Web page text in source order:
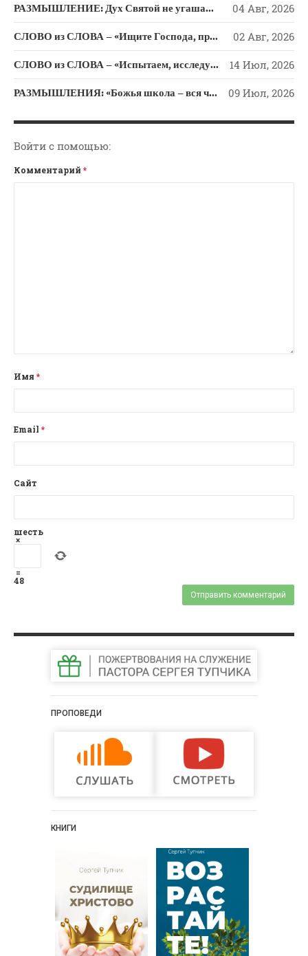
Слово Из Слова
Цитата
РАЗМЫШЛЕНИЕ: Дух Святой не угашайте! 04 Авг, 2026
СЛОВО из СЛОВА – «Ищите Господа, призывайте Его» (Исаии 55) 02 Авг, 2026
СЛОВО из СЛОВА – «Испытаем, исследуем пути свои и обратимся к Господу» 14 Июл, 2026
РАЗМЫШЛЕНИЯ: «Божья школа – вся человеческая жизнь» 09 Июл, 2026
Войти с помощью:
Комментарий *
Имя *
Email *
Сайт
шесть
×
=
48
ПРОПОВЕДИ
КНИГИ